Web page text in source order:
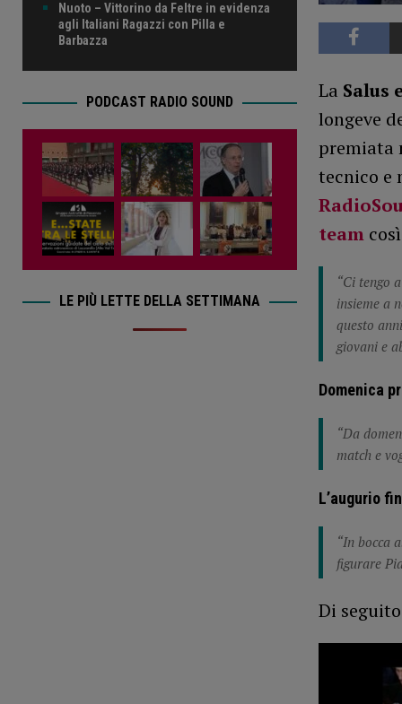
La Salus
longeve
premiata
tecnico e
team
“Ci tengo
insieme a
questo
giovani e
Domenica
“Da
match e
L’augurio
“In bocca
figurare
Di
Nuoto – Vittorino da Feltre in evidenza
agli Italiani Ragazzi con Pilla e
Barbazza
PODCAST RADIO SOUND
LE PIÙ LETTE DELLA SETTIMANA